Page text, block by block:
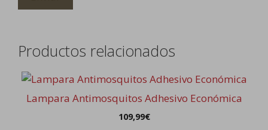
Productos relacionados
Lampara Antimosquitos Adhesivo Económica
109,99€